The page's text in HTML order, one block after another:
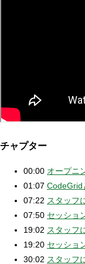
チャプター
00:00 オープニ
01:07 CodeGrid
07:22 スタッフ
07:50 セッショ
19:02 スタッフ
19:20 セッショ
30:02 スタッフ